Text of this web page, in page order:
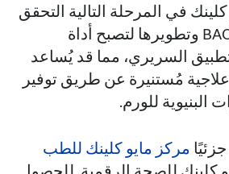
في المرحلة التالية التحقق
من دقة أداة BACDAC وتطويرها لتصبح أداة
السريري، مما قد يُساعد
مُستنيرة عن طريق توفير
البنيوية للورم.
مركز مايو كلينك للطب